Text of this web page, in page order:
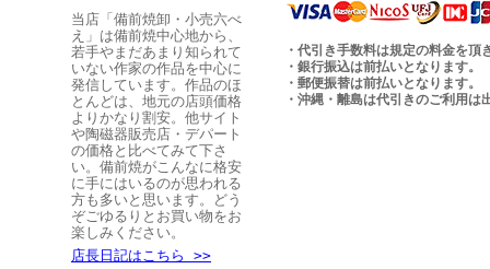
当店「備前焼卸・小売六べ
え」は備前焼中心地から、
若手やまだあまり知られて
いない作家の作品を中心に
発信しています。作品のほ
とんどは、地元の店頭価格
よりかなり割安。他サイト
や陶磁器販売店・デパート
の価格と比べてみて下さ
い。備前焼がこんなに格安
に手にはいるのが思われる
方も多いと思います。どう
ぞごゆるりとお買い物をお
楽しみください。
店長日記はこちら >>
・代引き手数料は規定の料金を頂
・銀行振込は前払いとなります。
・郵便振替は前払いとなります。
・沖縄・離島は代引きのご利用は